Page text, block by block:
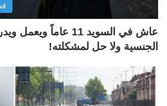
عاش في السويد 11
الجنسية ولا حل لمشكلته!